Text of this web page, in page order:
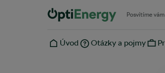
Posvítíme
Úvod Otázky a pojmy